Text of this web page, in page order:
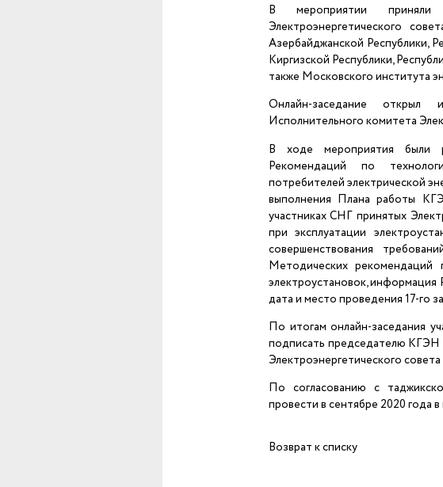
В мероприятии приняли
Электроэнергетического
Азербайджанской Республики,
Киргизской Республики,
также Московского института
Онлайн-заседание
Исполнительного комитета
В ходе мероприятия были
Рекомендаций по
потребителей электрической
выполнения Плана работы
участниках СНГ принятых
при эксплуатации
совершенствования
Методических рекомендаций
электроустановок,
дата и место проведения 17-го
По итогам онлайн-заседания
подписать председателю КГЭН
Электроэнергетического
По согласованию с
провести в сентябре 2020 года
Возврат к списку